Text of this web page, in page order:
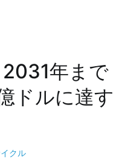
年まで
ドルに達す
クル